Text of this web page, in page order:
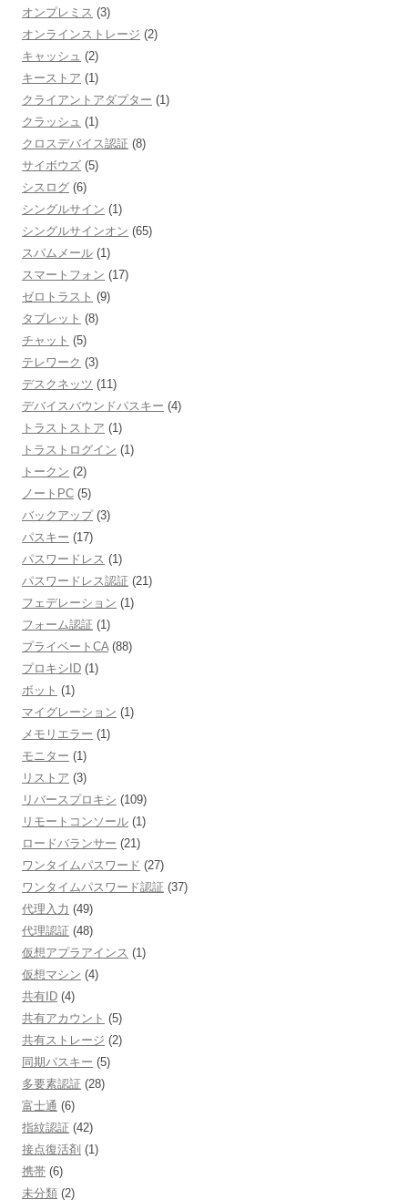
オンプレミス (3)
オンラインストレージ (2)
キャッシュ (2)
キーストア (1)
クライアントアダプター (1)
クラッシュ (1)
クロスデバイス認証 (8)
サイボウズ (5)
シスログ (6)
シングルサイン (1)
シングルサインオン (65)
スパムメール (1)
スマートフォン (17)
ゼロトラスト (9)
タブレット (8)
チャット (5)
テレワーク (3)
デスクネッツ (11)
デバイスバウンドパスキー (4)
トラストストア (1)
トラストログイン (1)
トークン (2)
ノートPC (5)
バックアップ(3)
パスキー (17)
パスワードレス (1)
パスワードレス認証 (21)
フェデレーション (1)
フォーム認証 (1)
プライベートCA (88)
プロキシID (1)
ボット (1)
マイグレーション (1)
メモリエラー (1)
モニター (1)
リストア (3)
リバースプロキシ (109)
リモートコンソール (1)
ロードバランサー (21)
ワンタイムパスワード (27)
ワンタイムパスワード認証 (37)
代理入力 (49)
代理認証 (48)
仮想アプラアインス (1)
仮想マシン (4)
共有ID (4)
共有アカウント (5)
共有ストレージ (2)
同期パスキー (5)
多要素認証 (28)
富士通 (6)
指紋認証 (42)
接点復活剤 (1)
携帯 (6)
未分類 (2)